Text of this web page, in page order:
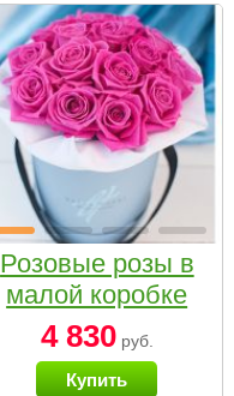
Розовые розы в
малой коробке
4 830руб.
Купить